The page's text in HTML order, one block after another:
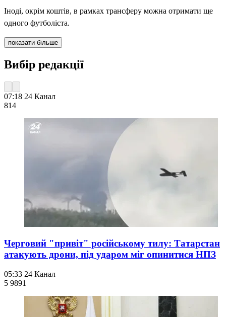
Іноді, окрім коштів, в рамках трансферу можна отримати ще
одного футболіста.
показати більше
Вибір редакції
07:18 24 Канал
814
Черговий "привіт" російському тилу: Татарстан
атакують дрони, під ударом міг опинитися НПЗ
05:33 24 Канал
5 9891